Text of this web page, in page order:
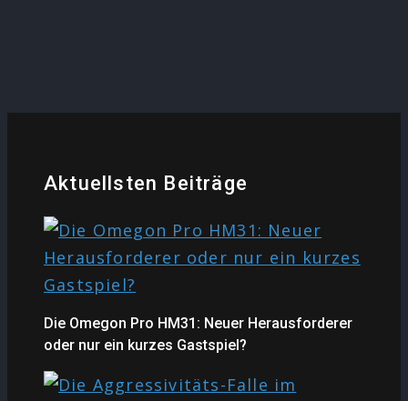
Aktuellsten Beiträge
Die Omegon Pro HM31: Neuer Herausforderer
oder nur ein kurzes Gastspiel?